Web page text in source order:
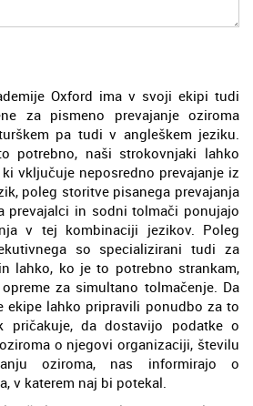
Oxford ima v svoji ekipi tudi
za pismeno prevajanje oziroma
pa tudi v angleškem jeziku.
potrebno, naši strokovnjaki lahko
vključuje neposredno prevajanje iz
poleg storitve pisanega prevajanja
prevajalci in sodni tolmači ponujajo
v tej kombinaciji jezikov. Poleg
so specializirani tudi za
lahko, ko je to potrebno strankam,
za simultano tolmačenje. Da
ekipe lahko pripravili ponudbo za to
pričakuje, da dostavijo podatke o
o njegovi organizaciji, številu
oziroma, nas informirajo o
v katerem naj bi potekal.